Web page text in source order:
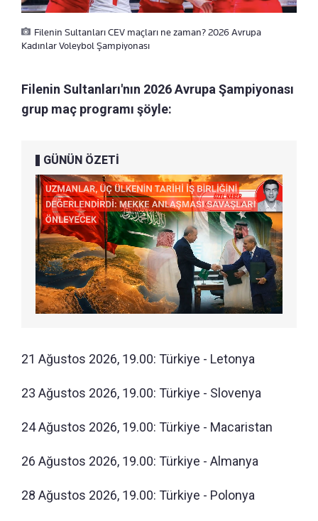
Filenin Sultanları CEV maçları ne zaman? 2026 Avrupa
Kadınlar Voleybol Şampiyonası
Filenin Sultanları'nın 2026 Avrupa Şampiyonası
grup maç programı şöyle:
GÜNÜN ÖZETİ
21 Ağustos 2026, 19.00: Türkiye - Letonya
23 Ağustos 2026, 19.00: Türkiye - Slovenya
24 Ağustos 2026, 19.00: Türkiye - Macaristan
26 Ağustos 2026, 19.00: Türkiye - Almanya
28 Ağustos 2026, 19.00: Türkiye - Polonya